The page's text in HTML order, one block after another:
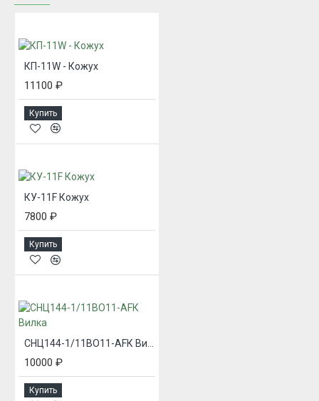
КП-11W - Кожух
11100 ₽
Купить
КУ-11F Кожух
7800 ₽
Купить
СНЦ144-1/11ВО11-AFК Вилка
10000 ₽
Купить